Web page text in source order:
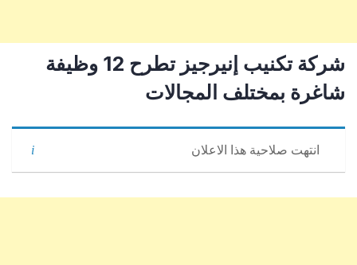
شركة تكنيب إنيرجيز تطرح 12 وظيفة
شاغرة بمختلف المجالات
انتهت صلاحية هذا الاعلان